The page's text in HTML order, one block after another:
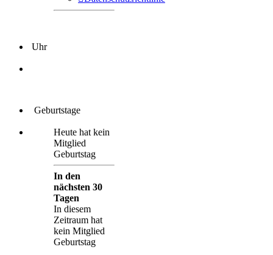
Uhr
Geburtstage
Heute hat kein
Mitglied
Geburtstag
In den
nächsten 30
Tagen
In diesem
Zeitraum hat
kein Mitglied
Geburtstag